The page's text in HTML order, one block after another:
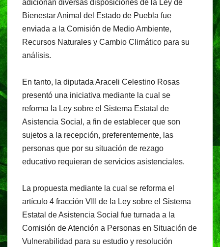
adicionan diversas disposiciones de la Ley de
Bienestar Animal del Estado de Puebla fue
enviada a la Comisión de Medio Ambiente,
Recursos Naturales y Cambio Climático para su
análisis.
En tanto, la diputada Araceli Celestino Rosas
presentó una iniciativa mediante la cual se
reforma la Ley sobre el Sistema Estatal de
Asistencia Social, a fin de establecer que son
sujetos a la recepción, preferentemente, las
personas que por su situación de rezago
educativo requieran de servicios asistenciales.
La propuesta mediante la cual se reforma el
artículo 4 fracción VIII de la Ley sobre el Sistema
Estatal de Asistencia Social fue turnada a la
Comisión de Atención a Personas en Situación de
Vulnerabilidad para su estudio y resolución